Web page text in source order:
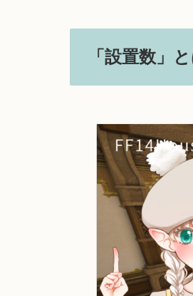
「設置数」